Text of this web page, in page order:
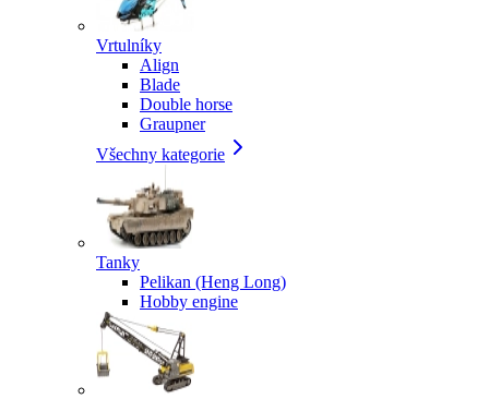
Vrtulníky
Align
Blade
Double horse
Graupner
Všechny kategorie
Tanky
Pelikan (Heng Long)
Hobby engine